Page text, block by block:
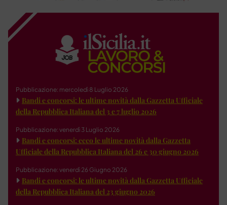
Pubblicazione: mercoledì 8 Luglio 2026
Bandi e concorsi: le ultime novità dalla Gazzetta Ufficiale
della Repubblica Italiana del 3 e 7 luglio 2026
Pubblicazione: venerdì 3 Luglio 2026
Bandi e concorsi: ecco le ultime novità dalla Gazzetta
Ufficiale della Repubblica Italiana del 26 e 30 giugno 2026
Pubblicazione: venerdì 26 Giugno 2026
Bandi e concorsi: le ultime novità dalla Gazzetta Ufficiale
della Repubblica Italiana del 23 giugno 2026